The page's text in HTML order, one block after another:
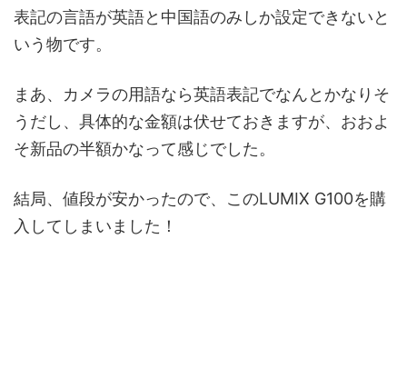
表記の言語が英語と中国語のみしか設定できないと
いう物です。
まあ、カメラの用語なら英語表記でなんとかなりそ
うだし、具体的な金額は伏せておきますが、おおよ
そ新品の半額かなって感じでした。
結局、値段が安かったので、このLUMIX G100を購
入してしまいました！